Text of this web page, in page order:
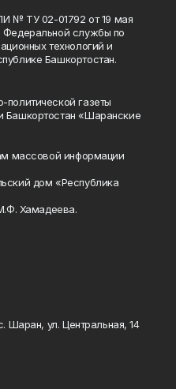
№ ТУ 02-01792 от 19 мая
Федеральной службы по
технологий и
Башкортостан.
газеты
Башкортостан «Шаранские
массовой информации
дом «Республика
Хамадеева.
Шаран, ул. Центральная, 14